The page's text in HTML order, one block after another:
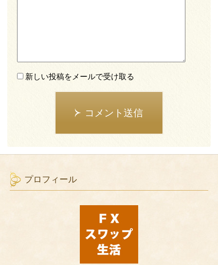
新しい投稿をメールで受け取る
コメント送信
プロフィール